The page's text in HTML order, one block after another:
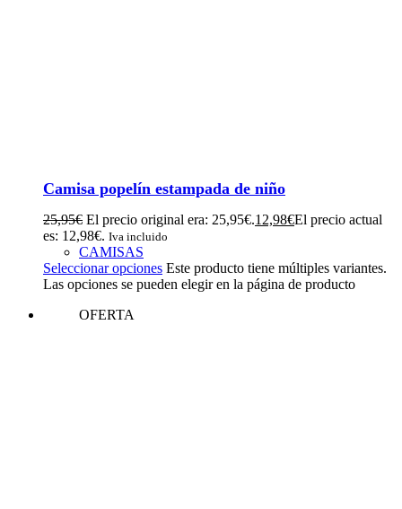
Camisa popelín estampada de niño
25,95€ El precio original era: 25,95€.12,98€El precio actual
es: 12,98€. Iva incluido
CAMISAS
Seleccionar opciones Este producto tiene múltiples variantes.
Las opciones se pueden elegir en la página de producto
OFERTA